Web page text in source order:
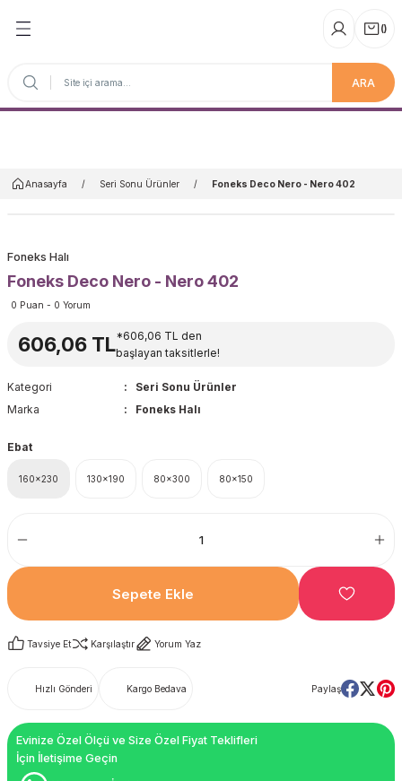
ARA
()
Anasayfa Seri Sonu Ürünler Foneks Deco Nero - Nero 402
Foneks Halı
Foneks Deco Nero - Nero 402
0 Puan - 0 Yorum
606,06 TL*606,06 TL den
başlayan taksitlerle!
Kategori
Seri Sonu Ürünler
Marka
Foneks Halı
Ebat
160x230 130x190 80x300 80x150
Sepete Ekle
Tavsiye Et Karşılaştır Yorum Yaz
Hızlı Gönderi Kargo Bedava Paylaş
Evinize Özel Ölçü ve Size Özel Fiyat Teklifleri
İçin İletişime Geçin